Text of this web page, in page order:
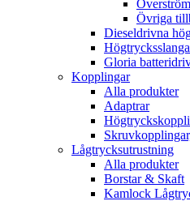
Övriga
Dieseldrivna
Gloria
Kopplingar
Alla produkter
Adaptrar
Lågtrycksutrustning
Alla produkter
Borstar & Skaft
Kamlock